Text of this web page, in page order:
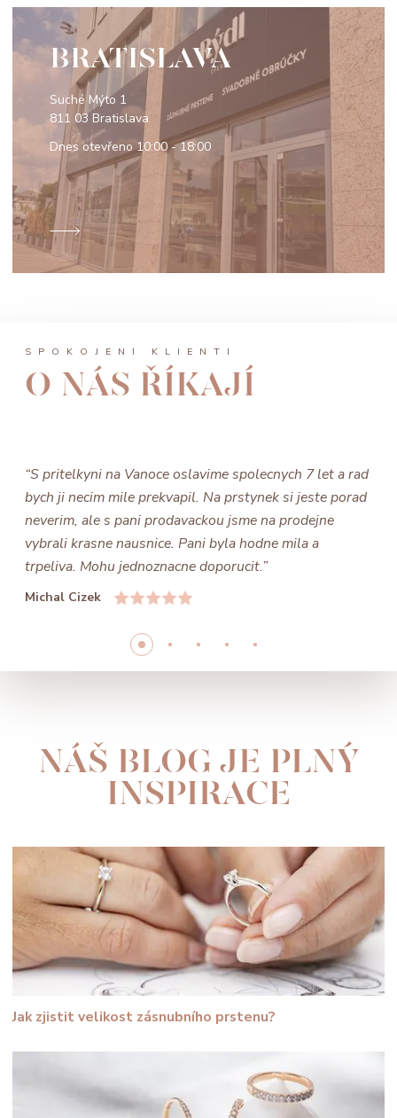
BRATISLAVA
Suché Mýto 1
811 03 Bratislava
Dnes otevřeno10:00 - 18:00
SPOKOJENÍ KLIENTI
O NÁS ŘÍKAJÍ
“S pritelkyni na Vanoce oslavime spolecnych 7 let a rad
bych ji necim mile prekvapil. Na prstynek si jeste porad
neverim, ale s pani prodavackou jsme na prodejne
vybrali krasne nausnice. Pani byla hodne mila a
trpeliva. Mohu jednoznacne doporucit.”
Michal Cizek
NÁŠ BLOG JE PLNÝ
INSPIRACE
Jak zjistit velikost zásnubního prstenu?